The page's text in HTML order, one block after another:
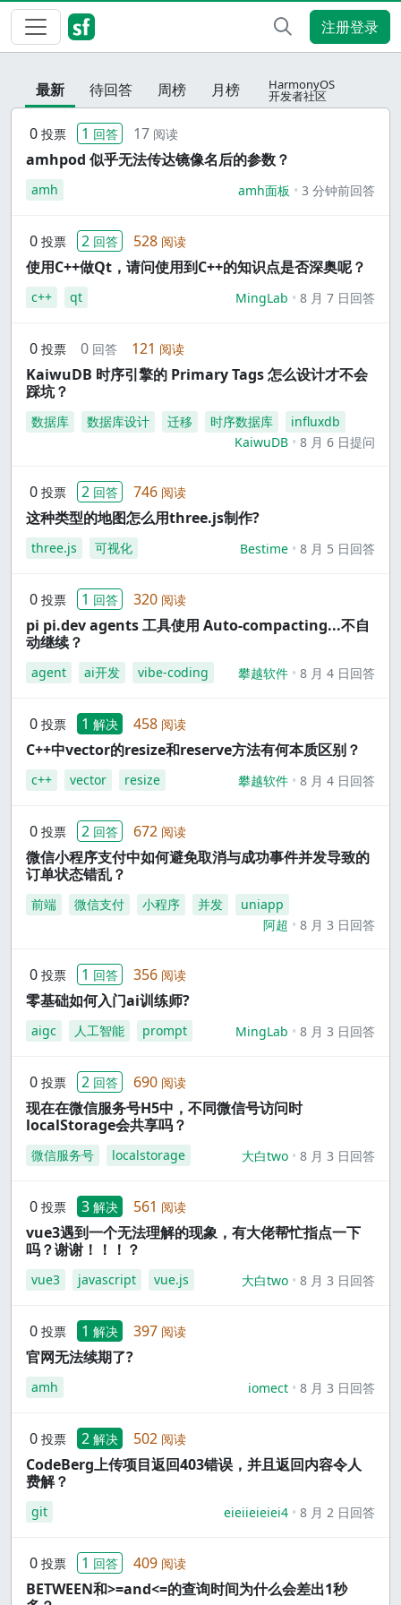
注册登录
最新 待回答 周榜 月榜 HarmonyOS
开发者社区
0 投票 1 回答 17 阅读
amhpod 似乎无法传达镜像名后的参数？
amh amh面板 3 分钟前回答
0 投票 2 回答 528 阅读
使用C++做Qt，请问使用到C++的知识点是否深奥呢？
c++ qt MingLab 8 月 7 日回答
0 投票 0 回答 121 阅读
KaiwuDB 时序引擎的 Primary Tags 怎么设计才不会
踩坑？
数据库 数据库设计 迁移 时序数据库
influxdb
KaiwuDB
8 月 6 日提问
0 投票 2 回答 746 阅读
这种类型的地图怎么用three.js制作?
three.js 可视化 Bestime 8 月 5 日回答
0 投票 1 回答 320 阅读
pi pi.dev agents 工具使用 Auto-compacting...不自
动继续？
agent ai开发 vibe-coding 攀越软件 8 月 4 日回答
0 投票 1 解决 458 阅读
C++中vector的resize和reserve方法有何本质区别？
c++ vector resize 攀越软件 8 月 4 日回答
0 投票 2 回答 672 阅读
微信小程序支付中如何避免取消与成功事件并发导致的
订单状态错乱？
前端 微信支付 小程序 并发
uniapp
阿超
8 月 3 日回答
0 投票 1 回答 356 阅读
零基础如何入门ai训练师?
aigc 人工智能 prompt MingLab 8 月 3 日回答
0 投票 2 回答 690 阅读
现在在微信服务号H5中，不同微信号访问时
localStorage会共享吗？
微信服务号 localstorage 大白two 8 月 3 日回答
0 投票 3 解决 561 阅读
vue3遇到一个无法理解的现象，有大佬帮忙指点一下
吗？谢谢！！！？
vue3 javascript vue.js 大白two 8 月 3 日回答
0 投票 1 解决 397 阅读
官网无法续期了?
amh iomect 8 月 3 日回答
0 投票 2 解决 502 阅读
CodeBerg上传项目返回403错误，并且返回内容令人
费解？
git eieiieieiei4 8 月 2 日回答
0 投票 1 回答 409 阅读
BETWEEN和>=and<=的查询时间为什么会差出1秒